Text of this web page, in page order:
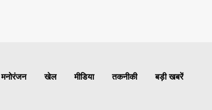
मनोरंजन खेल मीडिया तकनीकी बड़ी खबरें